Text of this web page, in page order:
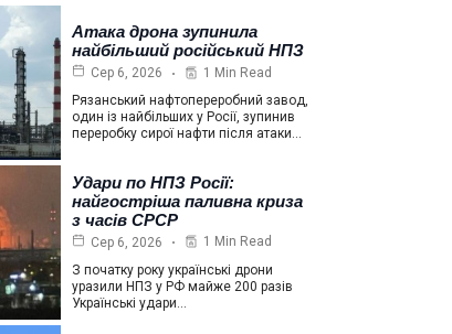
Атака дрона зупинила
найбільший російський НПЗ
Сер 6, 2026
1 Min Read
Рязанський нафтопереробний завод,
один із найбільших у Росії, зупинив
переробку сирої нафти після атаки…
Удари по НПЗ Росії:
найгостріша паливна криза
з часів СРСР
Сер 6, 2026
1 Min Read
З початку року українські дрони
уразили НПЗ у РФ майже 200 разів
Українські удари…